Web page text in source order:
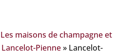
Les maisons de champagne et
Lancelot-Pienne» Lancelot-